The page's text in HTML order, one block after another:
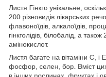
Листя Гінкго унікальне,
200 різновидів лікарських
флавоноїдів, алкалоїдів,
гінкголідів, білобалід, а
амінокислот.
Листя багате на вітаміни С, і
фосфор, селен, бор. Вміст